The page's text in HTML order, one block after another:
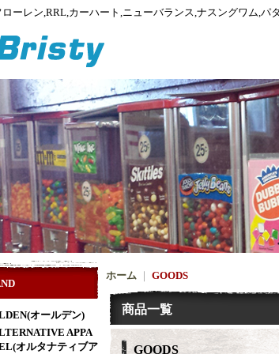
ローレン,RRL,カーハート,ニューバランス,ナスングワム,パ
オールデン)
APPA
オルタナティブア
ホーム GOODS
商品一覧
GOODS